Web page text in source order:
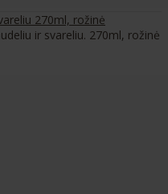
270ml, rožinė
ir svareliu. 270ml, rožinė